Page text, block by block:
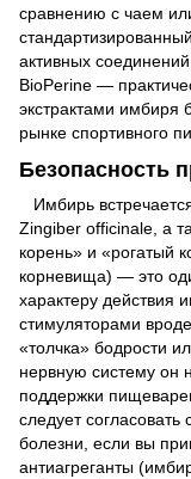
сравнению с чаем
активных
BioPerine —
экстрактами имбиря
рынке спортивного
Безопасность
Имбирь
Zingiber officinale, а
корень» и «рогатый
корневища) — это
характеру действия
стимуляторами
«толчка» бодрости
нервную систему он
поддержки
следует
болезни, если вы
антиагреганты